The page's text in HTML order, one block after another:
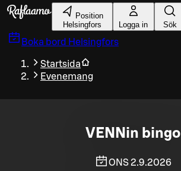
Gå till huvudinnehållet
Position
Helsingfors
Logga in Sök
Boka bord Helsingfors
Startsida
Evenemang
VENNin bingo
ONS 2.9.2026